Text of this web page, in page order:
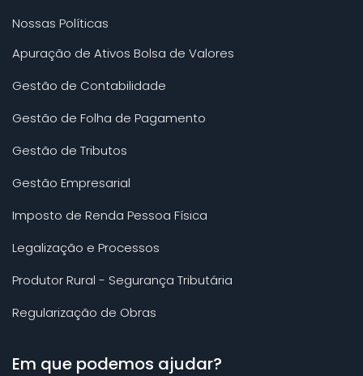
Nossas Políticas
Apuração de Ativos Bolsa de Valores
Gestão de Contabilidade
Gestão de Folha de Pagamento
Gestão de Tributos
Gestão Empresarial
Imposto de Renda Pessoa Física
Legalização e Processos
Produtor Rural - Segurança Tributária
Regularização de Obras
Em que podemos ajudar?